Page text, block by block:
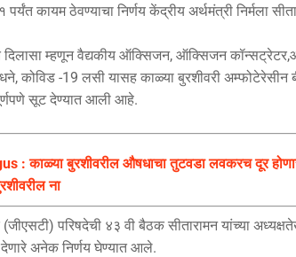
कायम ठेवण्याचा निर्णय केंद्रीय अर्थमंत्री निर्मला
दिलासा म्हणून वैद्यकीय ऑक्सिजन, ऑक्सिजन
कोविड -19 लसी यासह काळ्या बुरशीवरी अम्फोटेरेसीन
सूट देण्यात आली आहे.
: काळ्या बुरशीवरील औषधाचा तुटवडा लवकरच दूर
ना
परिषदेची ४३ वी बैठक सीतारामन यांच्या
देणारे अनेक निर्णय घेण्यात आले.